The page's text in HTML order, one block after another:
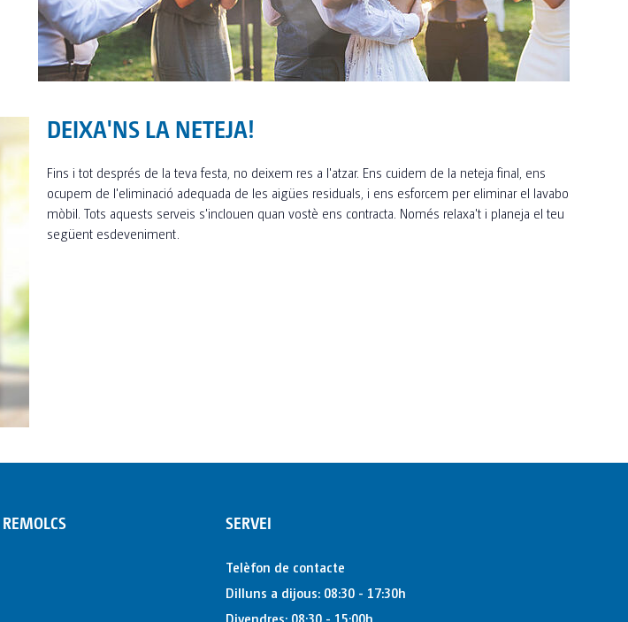
DEIXA'NS LA NETEJA!
Fins i tot després de la teva festa, no deixem res a l'atzar. Ens cuidem de la neteja final, ens
ocupem de l'eliminació adequada de les aigües residuals, i ens esforcem per eliminar el lavabo
mòbil. Tots aquests serveis s'inclouen quan vostè ens contracta. Només relaxa't i planeja el teu
següent esdeveniment.
SERVEI
Telèfon de contacte
Dilluns a dijous: 08:30 - 17:30h
Divendres: 08:30 - 15:00h